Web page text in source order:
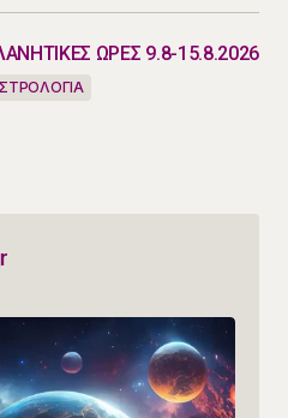
ΩΡΕΣ 9.8-15.8.2026